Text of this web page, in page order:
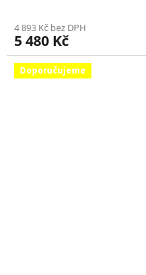
4 893 Kč bez DPH
5 480 Kč
Doporučujeme